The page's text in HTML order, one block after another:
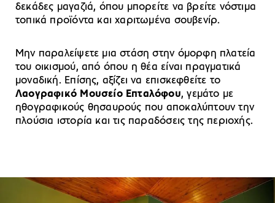
δεκάδες μαγαζιά, όπου μπορείτε να βρείτε νόστιμα
τοπικά προϊόντα και χαριτωμένα σουβενίρ.
Μην παραλείψετε μια στάση στην όμορφη πλατεία
του οικισμού, από όπου η θέα είναι πραγματικά
μοναδική. Επίσης, αξίζει να επισκεφθείτε το
Λαογραφικό Μουσείο Επταλόφου, γεμάτο με
ηθογραφικούς θησαυρούς που αποκαλύπτουν την
πλούσια ιστορία και τις παραδόσεις της περιοχής.